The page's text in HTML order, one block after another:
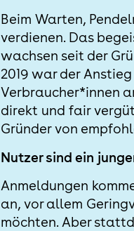
Beim Warten,
verdienen. Das
wachsen seit der
2019 war der
Verbraucher*innen
direkt und fair
Gründer von
Nutzer sind ein
Anmeldungen
an, vor allem
möchten. Aber